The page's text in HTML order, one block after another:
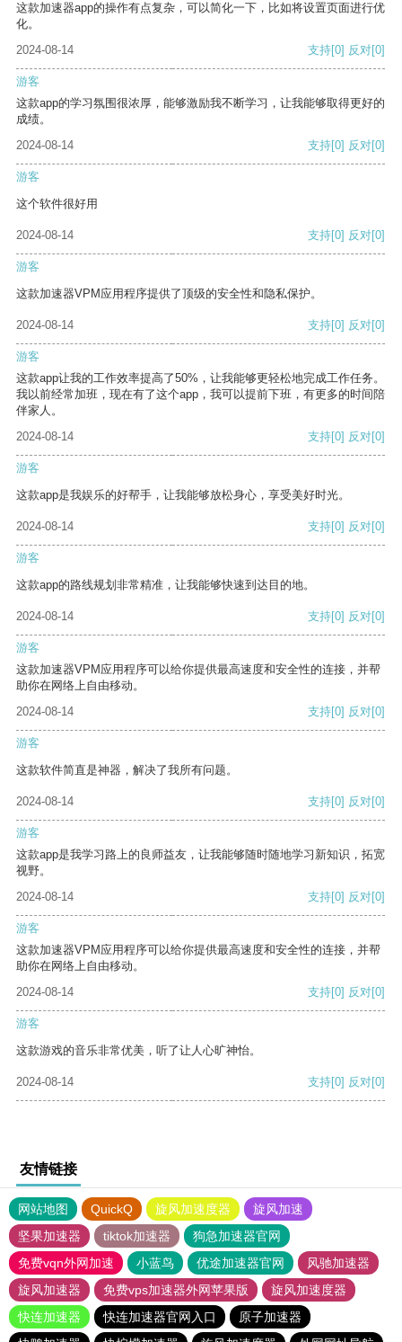
这款加速器app的操作有点复杂，可以简化一下，比如将设置页面进行优
化。
2024-08-14
支持[0] 反对[0]
游客
这款app的学习氛围很浓厚，能够激励我不断学习，让我能够取得更好的
成绩。
2024-08-14
支持[0] 反对[0]
游客
这个软件很好用
2024-08-14 支持[0] 反对[0]
游客
这款加速器VPM应用程序提供了顶级的安全性和隐私保护。
2024-08-14 支持[0] 反对[0]
游客
这款app让我的工作效率提高了50%，让我能够更轻松地完成工作任务。
我以前经常加班，现在有了这个app，我可以提前下班，有更多的时间陪
伴家人。
2024-08-14
支持[0] 反对[0]
游客
这款app是我娱乐的好帮手，让我能够放松身心，享受美好时光。
2024-08-14 支持[0] 反对[0]
游客
这款app的路线规划非常精准，让我能够快速到达目的地。
2024-08-14 支持[0] 反对[0]
游客
这款加速器VPM应用程序可以给你提供最高速度和安全性的连接，并帮
助你在网络上自由移动。
2024-08-14
支持[0] 反对[0]
游客
这款软件简直是神器，解决了我所有问题。
2024-08-14 支持[0] 反对[0]
游客
这款app是我学习路上的良师益友，让我能够随时随地学习新知识，拓宽
视野。
2024-08-14
支持[0] 反对[0]
游客
这款加速器VPM应用程序可以给你提供最高速度和安全性的连接，并帮
助你在网络上自由移动。
2024-08-14
支持[0] 反对[0]
游客
这款游戏的音乐非常优美，听了让人心旷神怡。
2024-08-14 支持[0] 反对[0]
友情链接
网站地图 QuickQ 旋风加速度器
旋风加速
坚果加速器
tiktok加速器
狗急加速器官网
免费vqn外网加速
小蓝鸟 优途加速器官网
风驰加速器
旋风加速器
免费vps加速器外网苹果版
旋风加速度器
快连加速器
快连加速器官网入口
原子加速器